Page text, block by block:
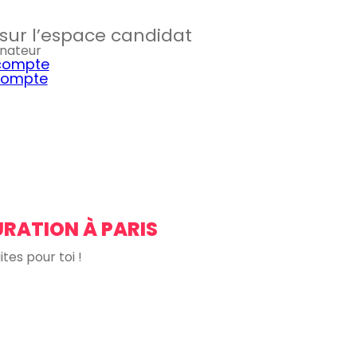
l’espace candidat
À PARIS
pour toi !